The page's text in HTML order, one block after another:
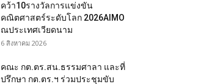
คว้า10รางวัลการแข่งขัน
คณิตศาสตร์ระดับโลก 2026AIMO
ณประเทศเวียดนาม
6 สิงหาคม 2026
คณะ กต.ตร.สน.ธรรมศาลา และที่
ปรึกษา กต.ตร.ฯ ร่วมประชุมขับ